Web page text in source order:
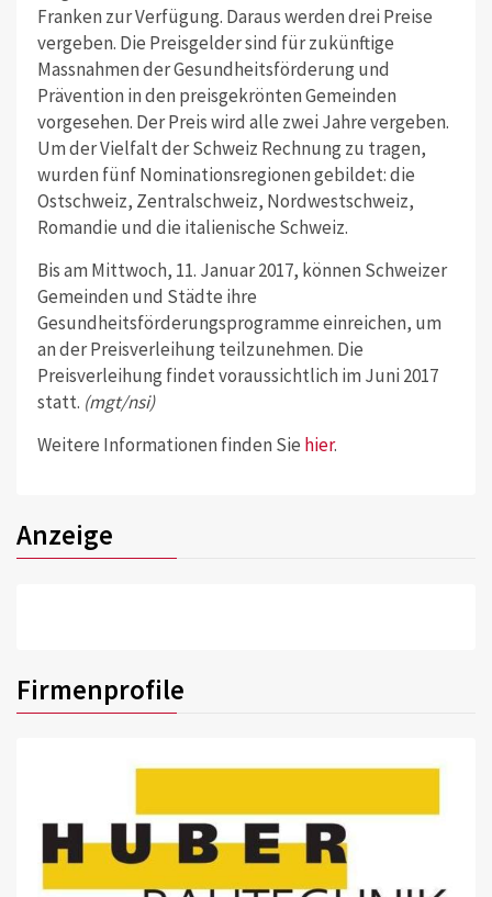
Franken zur Verfügung. Daraus werden drei Preise
vergeben. Die Preisgelder sind für zukünftige
Massnahmen der Gesundheitsförderung und
Prävention in den preisgekrönten Gemeinden
vorgesehen. Der Preis wird alle zwei Jahre vergeben.
Um der Vielfalt der Schweiz Rechnung zu tragen,
wurden fünf Nominationsregionen gebildet: die
Ostschweiz, Zentralschweiz, Nordwestschweiz,
Romandie und die italienische Schweiz.
Bis am Mittwoch, 11. Januar 2017, können Schweizer
Gemeinden und Städte ihre
Gesundheitsförderungsprogramme einreichen, um
an der Preisverleihung teilzunehmen. Die
Preisverleihung findet voraussichtlich im Juni 2017
statt. (mgt/nsi)
Weitere Informationen finden Sie hier.
Anzeige
Firmenprofile